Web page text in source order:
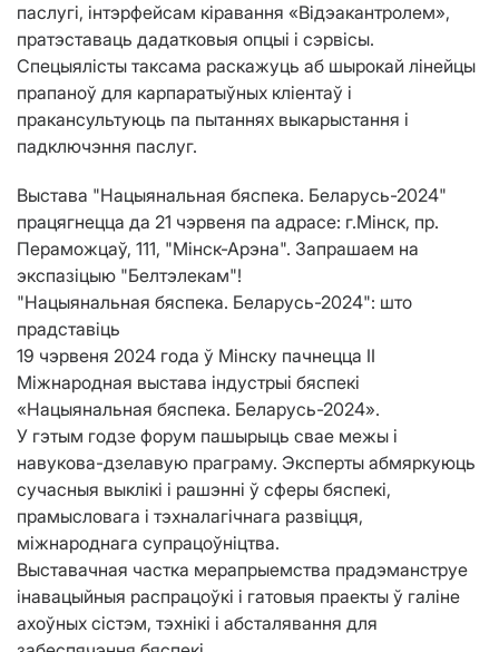
паслугі, інтэрфейсам кіравання «Відэакантролем»,
пратэставаць дадатковыя опцыі і сэрвісы.
Спецыялісты таксама раскажуць аб шырокай лінейцы
прапаноў для карпаратыўных кліентаў і
пракансультуюць па пытаннях выкарыстання і
падключэння паслуг.
Выстава "Нацыянальная бяспека. Беларусь-2024"
працягнецца да 21 чэрвеня па адрасе: г.Мінск, пр.
Пераможцаў, 111, "Мінск-Арэна". Запрашаем на
экспазіцыю "Белтэлекам"!
"Нацыянальная бяспека. Беларусь-2024": што
прадставіць
19 чэрвеня 2024 года ў Мінску пачнецца II
Міжнародная выстава індустрыі бяспекі
«Нацыянальная бяспека. Беларусь-2024».
У гэтым годзе форум пашырыць свае межы і
навукова-дзелавую праграму. Эксперты абмяркуюць
сучасныя выклікі і рашэнні ў сферы бяспекі,
прамысловага і тэхналагічнага развіцця,
міжнароднага супрацоўніцтва.
Выставачная частка мерапрыемства прадэманструе
інавацыйныя распрацоўкі і гатовыя праекты ў галіне
ахоўных сістэм, тэхнікі і абсталявання для